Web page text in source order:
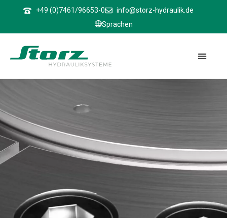
+49 (0)7461/96653-0
info@storz-hydraulik.de
Sprachen